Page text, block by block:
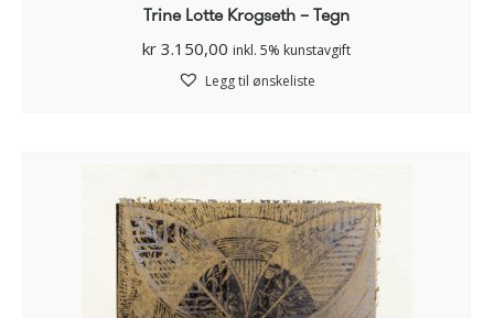
Trine Lotte Krogseth – Tegn
kr 3.150,00 inkl. 5% kunstavgift
Legg til ønskeliste